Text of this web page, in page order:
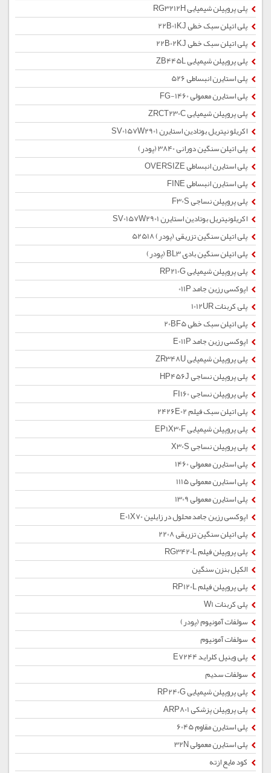
پلی پروپیلن شیمیایی RG3212H
پلی اتیلن سبک خطی 22B01KJ
پلی اتیلن سبک خطی 22B02KJ
پلی پروپیلن شیمیایی ZB445L
پلی استایرن انبساطی 526
پلی استایرن معمولی 1460-FG
پلی پروپیلن شیمیایی ZRCT230C
اکریلو نیتریل بوتادین استایرن SV0157W2901
پلی اتیلن سنگین دورانی 3840 (پودر)
پلی استایرن انبساطی OVERSIZE
پلی استایرن انبساطی FINE
پلی پروپیلن نساجی F30S
اکریلونیتریل بوتادین استایرن SV0157W2901
پلی اتیلن سنگین تزریقی (پودر) 52518
پلی اتیلن سنگین بادی BL3 (پودر)
پلی پروپیلن شیمیایی RP210G
اپوکسی رزین جامد 011P
پلی کربنات 1012UR
پلی اتیلن سبک خطی 20BF5
اپوکسی رزین جامد E011P
پلی پروپیلن شیمیایی ZR348U
پلی پروپیلن نساجی HP456J
پلی پروپیلن نساجی FI160
پلی اتیلن سبک فیلم 2426E02
پلی پروپیلن شیمیایی EP1X30F
پلی پروپیلن نساجی X30S
پلی استایرن معمولی 1460
پلی استایرن معمولی 1115
پلی استایرن معمولی 1309
اپوکسی رزین جامد محلول در زایلین E01X70
پلی اتیلن سنگین تزریقی 2208
پلی پروپیلن فیلم RG3420L
الکیل بنزن سنگین
پلی پروپیلن فیلم RP120L
پلی کربنات W1
سولفات آمونیوم (پودر)
سولفات آمونیوم
پلی وینیل کلراید E7244
سولفات سدیم
پلی پروپیلن شیمیایی RP240G
پلی پروپیلن پزشکی ARP801
پلی استایرن مقاوم 6045
پلی استایرن معمولی 32N
کود مایع ازته